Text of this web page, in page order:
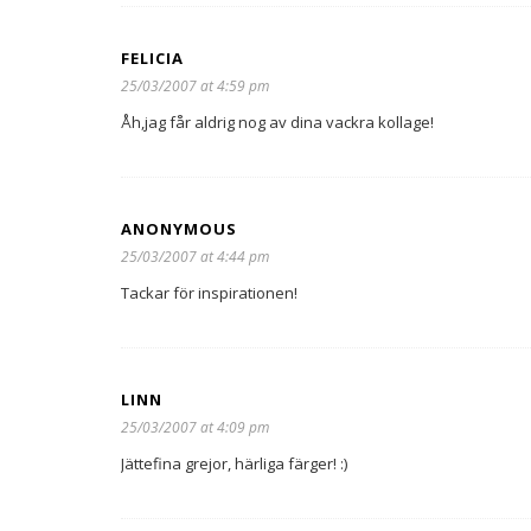
FELICIA
25/03/2007 at 4:59 pm
Åh,jag får aldrig nog av dina vackra kollage!
ANONYMOUS
25/03/2007 at 4:44 pm
Tackar för inspirationen!
LINN
25/03/2007 at 4:09 pm
Jättefina grejor, härliga färger! :)